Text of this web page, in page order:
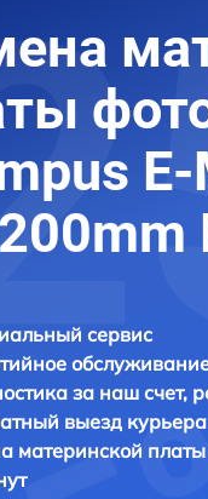
сервис
за наш счет,
выезд курьера
материнской